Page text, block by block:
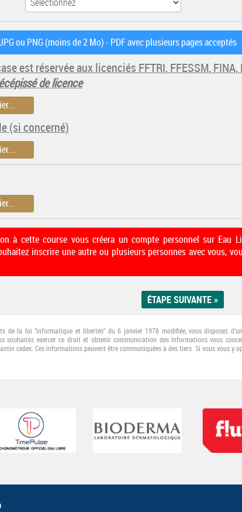
ou PNG (moins de 2 Mo) - PDF avec plusieurs pages acceptés
est réservée aux licenciés FFTRI, FFESSM, FINA,
de licence
(si concerné)
à cette course vous créera un compte personnel sur
inscrire une autre ou plusieurs personnes avec vous,
de la loi "informatique et libertés" du 6 janvier 1978 modifiée, vous disposez
souhaitez exercer ce droit et obtenir communication des informations vous
cedex. Ces informations peuvent être communiquées à des tiers. Si vous vous y